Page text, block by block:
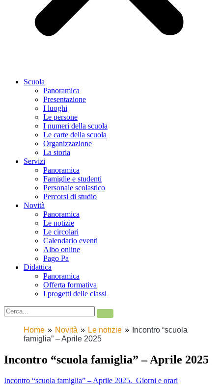
Scuola
Panoramica
Presentazione
I luoghi
Le persone
I numeri della scuola
Le carte della scuola
Organizzazione
La storia
Servizi
Panoramica
Famiglie e studenti
Personale scolastico
Percorsi di studio
Novità
Panoramica
Le notizie
Le circolari
Calendario eventi
Albo online
Pago Pa
Didattica
Panoramica
Offerta formativa
I progetti delle classi
Home Novità Le notizie
Incontro “scuola
famiglia” – Aprile 2025
Incontro “scuola famiglia” – Aprile 2025
Incontro “scuola famiglia” – Aprile 2025. Giorni e orari